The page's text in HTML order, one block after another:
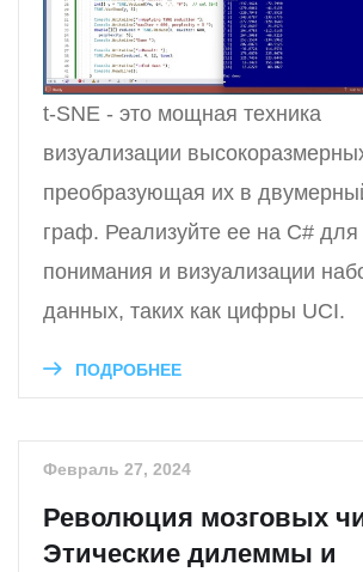
t-SNE - это мощная техника
визуализации
преобразующая их в
граф. Реализуйте ее на C#
понимания и визуализации
данных, таких как цифры UCI.
ПОДРОБНЕЕ
Февраль 27, 2024
Революция мозговых
Этические дилеммы и